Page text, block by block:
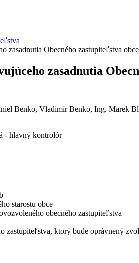
zasadnutia Obecného zastupiteľstva
zasadnutia
Benko, Vladimír Benko, Ing. Marek
- hlavný kontrolór
starostu obce
obecného zastupiteľstva
zastupiteľstva, ktorý bude oprávnený